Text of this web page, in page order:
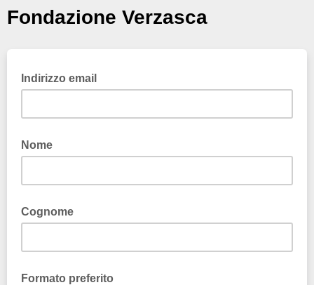
Fondazione Verzasca
Indirizzo email
Nome
Cognome
Formato preferito